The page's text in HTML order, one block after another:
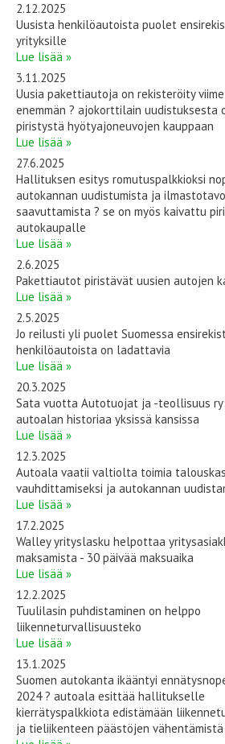
2.12.2025
Uusista henkilöautoista puolet
yrityksille
Lue lisää »
3.11.2025
Uusia pakettiautoja on rekisteröity
enemmän ? ajokorttilain uudistuksesta
piristystä hyötyajoneuvojen kauppaan
Lue lisää »
27.6.2025
Hallituksen esitys romutuspalkkioksi
autokannan uudistumista ja
saavuttamista ? se on myös kaivattu
autokaupalle
Lue lisää »
2.6.2025
Pakettiautot piristävät uusien autojen
Lue lisää »
2.5.2025
Jo reilusti yli puolet Suomessa
henkilöautoista on ladattavia
Lue lisää »
20.3.2025
Sata vuotta Autotuojat ja -teollisuus
autoalan historiaa yksissä kansissa
Lue lisää »
12.3.2025
Autoala vaatii valtiolta toimia
vauhdittamiseksi ja autokannan
Lue lisää »
17.2.2025
Walley yrityslasku helpottaa
maksamista - 30 päivää maksuaika
Lue lisää »
12.2.2025
Tuulilasin puhdistaminen on helppo
liikenneturvallisuusteko
Lue lisää »
13.1.2025
Suomen autokanta ikääntyi
2024 ? autoala esittää hallitukselle
kierrätyspalkkiota edistämään
ja tieliikenteen päästöjen vähentämistä